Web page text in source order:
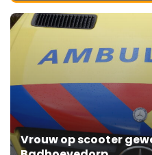
Vrouw op scooter